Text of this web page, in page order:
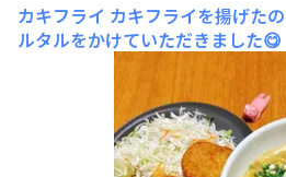
カキフライ カキフライを揚げた
ルタルをかけていただきました😋